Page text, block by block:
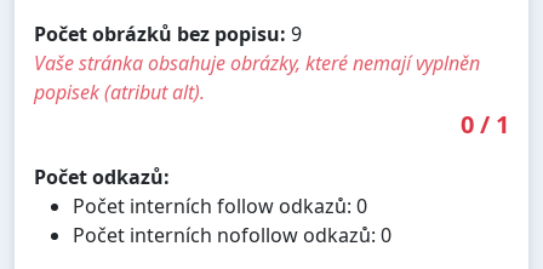
Počet obrázků bez popisu: 9
Vaše stránka obsahuje obrázky, které nemají vyplněn
popisek (atribut alt).
0/ 1
Počet odkazů:
Počet interních follow odkazů: 0
Počet interních nofollow odkazů: 0